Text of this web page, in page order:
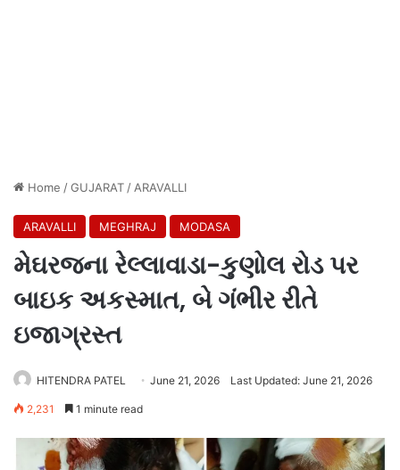
Home /GUJARAT / ARAVALLI
ARAVALLI MEGHRAJ MODASA
મેઘરજના રેલ્લાવાડા-કુણોલ રોડ પર
બાઇક અકસ્માત, બે ગંભીર રીતે
ઇજાગ્રસ્ત
HITENDRA PATEL June 21, 2026 Last Updated: June 21, 2026
2,231 1 minute read